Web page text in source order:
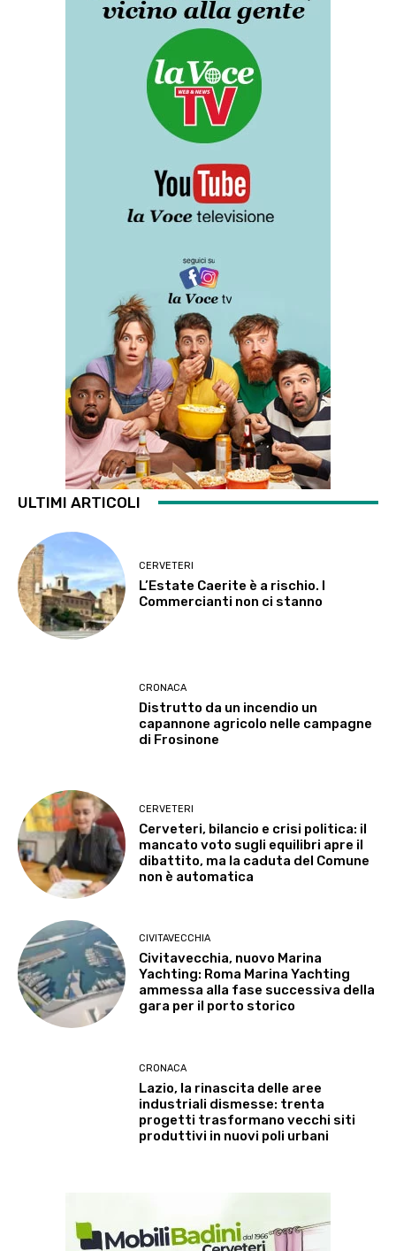
ULTIMI ARTICOLI
CERVETERI
L’Estate Caerite è a rischio. I
Commercianti non ci stanno
CRONACA
Distrutto da un incendio un
capannone agricolo nelle campagne
di Frosinone
CERVETERI
Cerveteri, bilancio e crisi politica: il
mancato voto sugli equilibri apre il
dibattito, ma la caduta del Comune
non è automatica
CIVITAVECCHIA
Civitavecchia, nuovo Marina
Yachting: Roma Marina Yachting
ammessa alla fase successiva della
gara per il porto storico
CRONACA
Lazio, la rinascita delle aree
industriali dismesse: trenta
progetti trasformano vecchi siti
produttivi in nuovi poli urbani